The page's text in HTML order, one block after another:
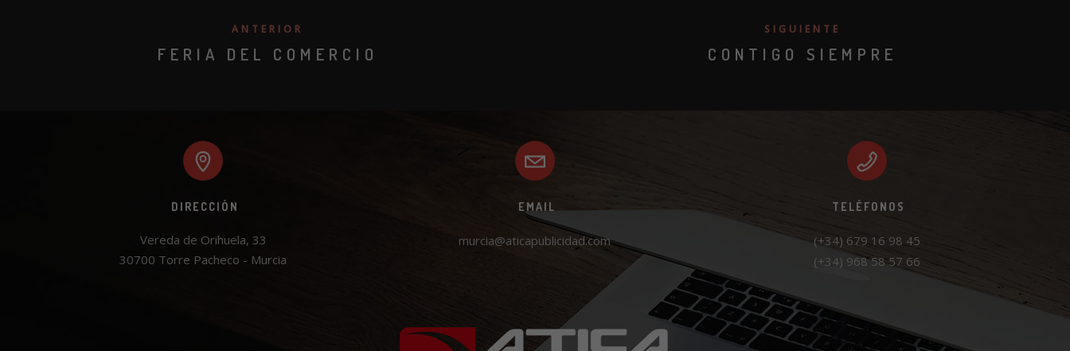
ANTERIOR
FERIA DEL COMERCIO
SIGUIENTE
CONTIGO SIEMPRE
DIRECCIÓN
Vereda de Orihuela, 33
30700 Torre Pacheco - Murcia
EMAIL
murcia@aticapublicidad.com
TELÉFONOS
(+34) 968 58 57 66